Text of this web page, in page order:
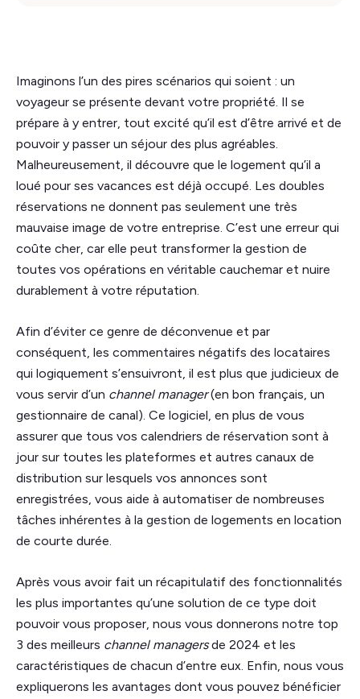
Imaginons l’un des pires scénarios qui soient : un
voyageur se présente devant votre propriété. Il se
prépare à y entrer, tout excité qu’il est d’être arrivé et de
pouvoir y passer un séjour des plus agréables.
Malheureusement, il découvre que le logement qu’il a
loué pour ses vacances est déjà occupé. Les doubles
réservations ne donnent pas seulement une très
mauvaise image de votre entreprise. C’est une erreur qui
coûte cher, car elle peut transformer la gestion de
toutes vos opérations en véritable cauchemar et nuire
durablement à votre réputation.
Afin d’éviter ce genre de déconvenue et par
conséquent, les commentaires négatifs des locataires
qui logiquement s’ensuivront, il est plus que judicieux de
vous servir d’un channel manager(en bon français, un
gestionnaire de canal). Ce logiciel, en plus de vous
assurer que tous vos calendriers de réservation sont à
jour sur toutes les plateformes et autres canaux de
distribution sur lesquels vos annonces sont
enregistrées, vous aide à automatiser de nombreuses
tâches inhérentes à la gestion de logements en location
de courte durée.
Après vous avoir fait un récapitulatif des fonctionnalités
les plus importantes qu’une solution de ce type doit
pouvoir vous proposer, nous vous donnerons notre top
3 des meilleurs channel managersde 2024 et les
caractéristiques de chacun d’entre eux. Enfin, nous vous
expliquerons les avantages dont vous pouvez bénéficier